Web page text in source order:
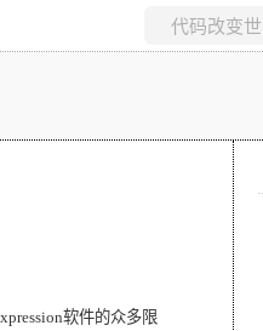
软件的众多限